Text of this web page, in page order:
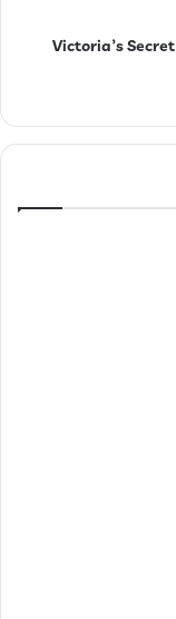
بادی اسپلش ویکتوریا سکرت تمپتیشن لیس | Victoria’s Secret